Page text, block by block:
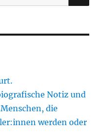
Notiz und
die
werden oder